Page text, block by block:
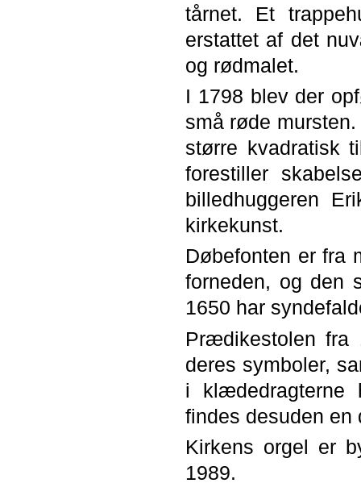
tårnet. Et
erstattet af det
og rødmalet.
I 1798 blev der
små røde
større kvadratisk
forestiller
billedhuggeren
kirkekunst.
Døbefonten er fra
forneden, og den
1650 har
Prædikestolen fra
deres symboler,
i klædedragterne
findes desuden en
Kirkens orgel er
1989.